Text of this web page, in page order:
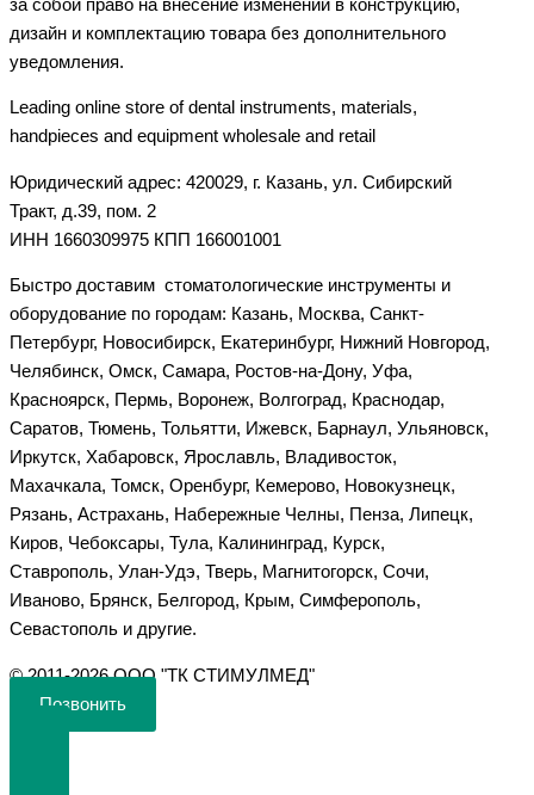
за собой право на внесение изменений в конструкцию,
дизайн и комплектацию товара без дополнительного
уведомления.
Leading online store of dental instruments, materials,
handpieces and equipment wholesale and retail
Юридический адрес: 420029, г. Казань, ул. Сибирский
Тракт, д.39, пом. 2
ИНН 1660309975 КПП 166001001
Быстро доставим стоматологические инструменты и
оборудование по городам: Казань, Москва, Санкт-
Петербург, Новосибирск, Екатеринбург, Нижний Новгород,
Челябинск, Омск, Самара, Ростов-на-Дону, Уфа,
Красноярск, Пермь, Воронеж, Волгоград, Краснодар,
Саратов, Тюмень, Тольятти, Ижевск, Барнаул, Ульяновск,
Иркутск, Хабаровск, Ярославль, Владивосток,
Махачкала, Томск, Оренбург, Кемерово, Новокузнецк,
Рязань, Астрахань, Набережные Челны, Пенза, Липецк,
Киров, Чебоксары, Тула, Калининград, Курск,
Ставрополь, Улан-Удэ, Тверь, Магнитогорск, Сочи,
Иваново, Брянск, Белгород, Крым, Симферополь,
Севастополь и другие.
©️ 2011-2026 ООО "ТК СТИМУЛМЕД"
Позвонить